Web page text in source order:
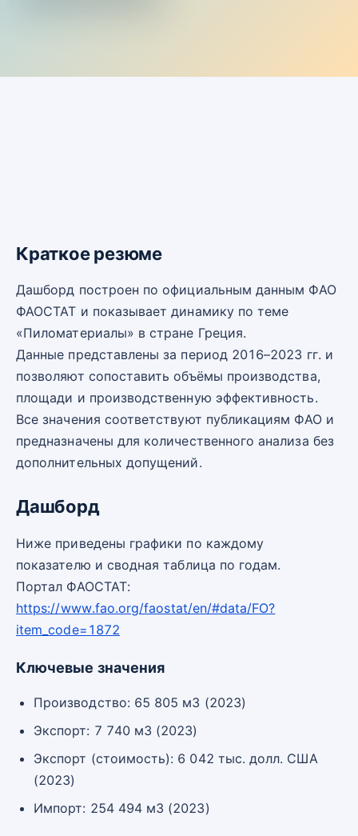
Краткое резюме
Дашборд построен по официальным данным ФАО
ФАОСТАТ и показывает динамику по теме
«Пиломатериалы» в стране Греция.
Данные представлены за период 2016–2023 гг. и
позволяют сопоставить объёмы производства,
площади и производственную эффективность.
Все значения соответствуют публикациям ФАО и
предназначены для количественного анализа без
дополнительных допущений.
Дашборд
Ниже приведены графики по каждому
показателю и сводная таблица по годам.
Портал ФАОСТАТ:
https://www.fao.org/faostat/en/#data/FO?
item_code=1872
Ключевые значения
Производство: 65 805 м3 (2023)
Экспорт: 7 740 м3 (2023)
Экспорт (стоимость): 6 042 тыс. долл. США
(2023)
Импорт: 254 494 м3 (2023)